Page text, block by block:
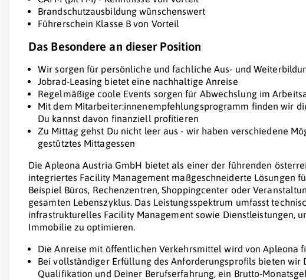
Brandschutzausbildung wünschenswert
Führerschein Klasse B von Vorteil
Das Besondere an dieser Position
Wir sorgen für persönliche und fachliche Aus- und
Jobrad-Leasing bietet eine nachhaltige Anreise
Regelmäßige coole Events sorgen für Abwechslung im
Mit dem Mitarbeiter:innenempfehlungsprogramm finden wir
Du kannst davon finanziell profitieren
Zu Mittag gehst Du nicht leer aus - wir haben verschiedene
gestütztes Mittagessen
Die Apleona Austria GmbH bietet als einer der führenden
integriertes Facility Management maßgeschneiderte Lösungen
Beispiel Büros, Rechenzentren, Shoppingcenter oder
gesamten Lebenszyklus. Das Leistungsspektrum umfasst
infrastrukturelles Facility Management sowie Dienstleistungen,
Immobilie zu optimieren.
Die Anreise mit öffentlichen Verkehrsmittel wird von Apleona
Bei vollständiger Erfüllung des Anforderungsprofils bieten wir
Qualifikation und Deiner Berufserfahrung, ein Brutto-